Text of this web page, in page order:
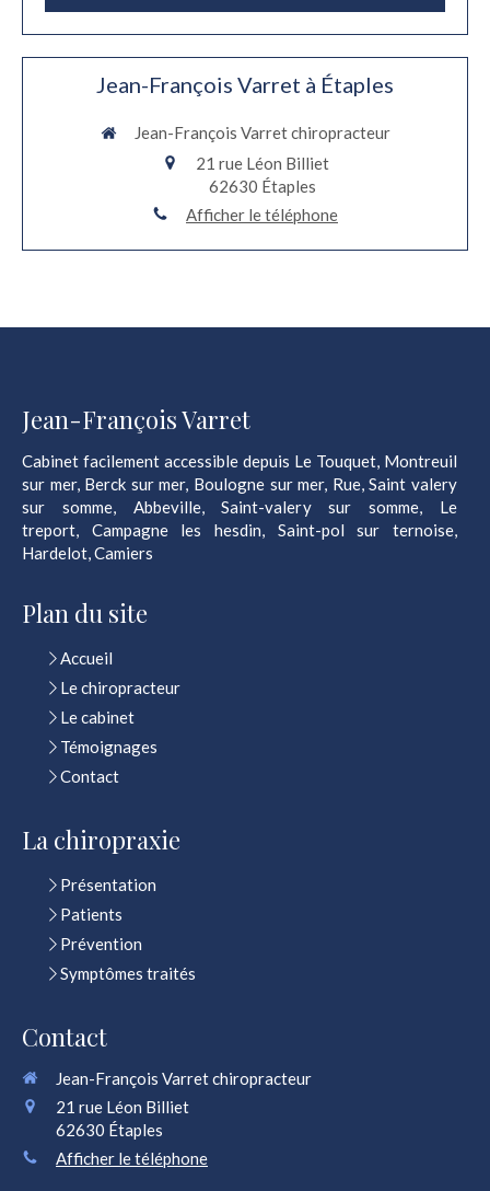
Jean-François Varret à Étaples
Jean-François Varret chiropracteur
21 rue Léon Billiet
62630 Étaples
Afficher le téléphone
Jean-François Varret
Cabinet facilement accessible depuis Le Touquet, Montreuil
sur mer, Berck sur mer, Boulogne sur mer, Rue, Saint valery
sur somme, Abbeville, Saint-valery sur somme, Le
treport, Campagne les hesdin, Saint-pol sur ternoise,
Hardelot, Camiers
Plan du site
Accueil
Le chiropracteur
Le cabinet
Témoignages
Contact
La chiropraxie
Présentation
Patients
Prévention
Symptômes traités
Contact
Jean-François Varret chiropracteur
21 rue Léon Billiet
62630 Étaples
Afficher le téléphone